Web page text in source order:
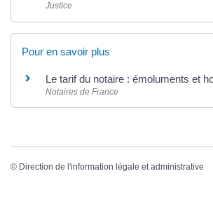
Justice
Pour en savoir plus
Le tarif du notaire : émoluments et
Notaires de France
© Direction de l'information légale et administrative